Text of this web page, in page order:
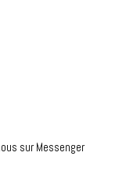
sur Messenger